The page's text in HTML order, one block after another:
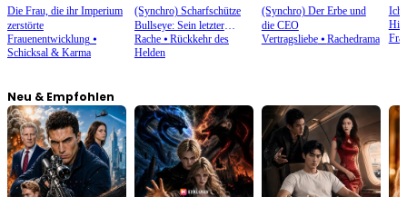
Die Frau, die ihr Imperium
zerstörte
Frauenentwicklung ⦁
Schicksal & Karma
(Synchro) Scharfschütze
Bullseye: Sein letzter
Schuss gilt der Wahrheit
Rache⦁ Rückkehr des
Helden
(Synchro) Der Erbe und
die CEO
Vertragsliebe⦁ Rachedrama
Ich
Neu & Empfohlen